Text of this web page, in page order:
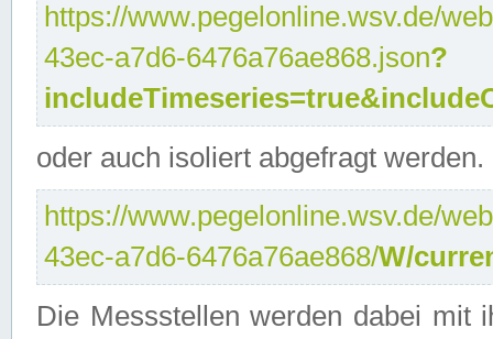
https://www.pegelonline.wsv.de/
43ec-a7d6-6476a76ae868.json?
oder auch isoliert abgefragt werden.
https://www.pegelonline.wsv.de/
43ec-a7d6-6476a76ae868/W/
Die Messstellen werden dabei mit